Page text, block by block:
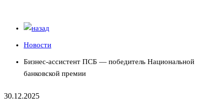
Новости
Бизнес-ассистент ПСБ — победитель Национальной
банковской премии
30.12.2025